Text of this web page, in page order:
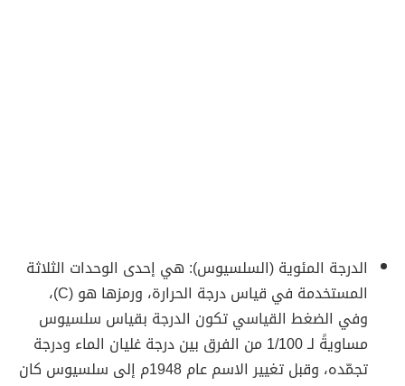
الدرجة المئوية (السلسيوس): هي إحدى الوحدات الثلاثة
المستخدمة في قياس درجة الحرارة، ورمزها هو (C)،
وفي الضغط القياسي تكون الدرجة بقياس سلسيوس
مساويةً لـ 1/100 من الفرق بين درجة غليان الماء ودرجة
تجمّده، وقبل تغيير الاسم عام 1948م إلى سلسيوس كان